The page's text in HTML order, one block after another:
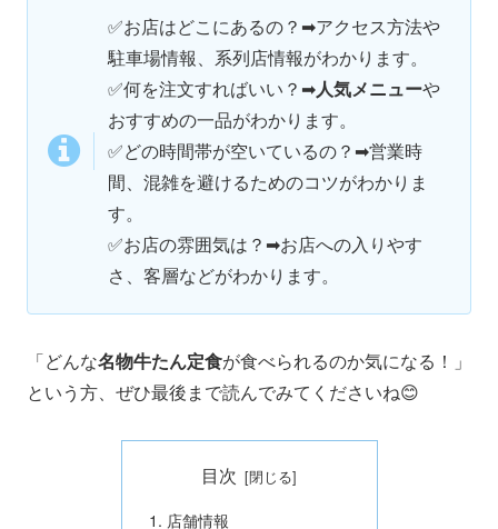
✅お店はどこにあるの？➡アクセス方法や
駐車場情報、系列店情報がわかります。
✅何を注文すればいい？➡人気メニューや
おすすめの一品がわかります。
✅どの時間帯が空いているの？➡営業時
間、混雑を避けるためのコツがわかりま
す。
✅お店の雰囲気は？➡お店への入りやす
さ、客層などがわかります。
「どんな名物牛たん定食が食べられるのか気になる！」
という方、ぜひ最後まで読んでみてくださいね😊
目次
店舗情報